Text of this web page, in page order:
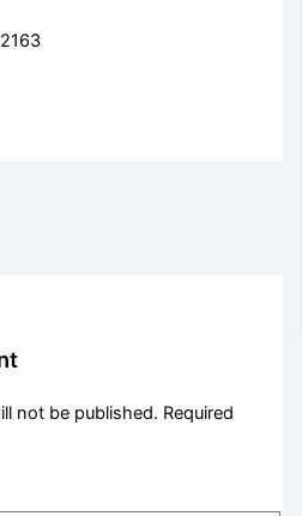
not be published. Required